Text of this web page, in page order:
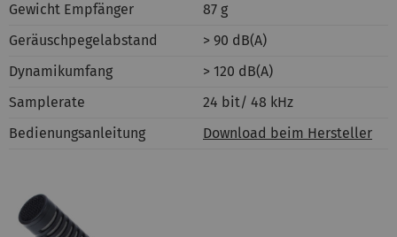
Gewicht Empfänger
87 g
Geräuschpegelabstand
> 90 dB(A)
Dynamikumfang
> 120 dB(A)
Samplerate
24 bit/ 48 kHz
Bedienungsanleitung
Download beim Hersteller